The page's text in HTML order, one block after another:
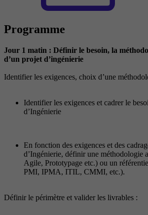
Programme
Jour 1 matin : Définir le besoin, la
d’un projet d’ingénierie
Identifier les exigences, choix d’une
Identifier les exigences et cadrer le
d’Ingénierie
En fonction des exigences et des
d’Ingénierie, définir une méthodologie
Agile, Prototypage etc.) ou un
PMI, IPMA, ITIL, CMMI, etc.).
Définir le périmètre et valider les livrables :